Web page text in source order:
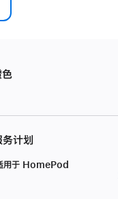
计划
用于 HomePod